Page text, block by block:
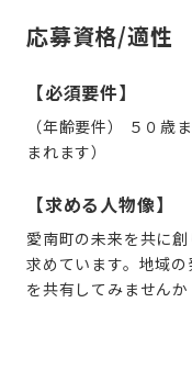
応募資格/適性
【必須要件】
（年齢要件） ５０歳
まれます）
【求める人物像】
愛南町の未来を共に
求めています。地域
を共有してみませんか